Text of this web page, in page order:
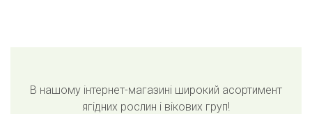
В нашому інтернет-магазині широкий асортимент
ягідних рослин і вікових груп!